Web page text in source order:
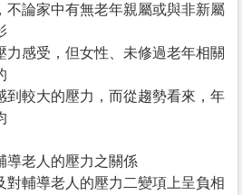
不論家中有無老年親屬或與非新屬
力感受，但女性、未修過老年相關
到較大的壓力，而從趨勢看來，年
導老人的壓力之關係
對輔導老人的壓力二變項上呈負相